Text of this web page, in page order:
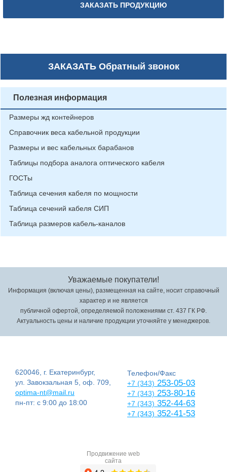
ЗАКАЗАТЬ ПРОДУКЦИЮ
ЗАКАЗАТЬОбратный звонок
Полезная информация
Размеры жд контейнеров
Справочник веса кабельной продукции
Размеры и вес кабельных барабанов
Таблицы подбора аналога оптического кабеля
ГОСТы
Таблица сечения кабеля по мощности
Таблица сечений кабеля СИП
Таблица размеров кабель-каналов
Уважаемые покупатели!
Информация (включая цены), размещенная на сайте, носит справочный
характер и не является
публичной офертой, определяемой положениями ст. 437 ГК РФ.
Актуальность цены и наличие продукции уточняйте у менеджеров.
620046, г. Екатеринбург,
ул. Завокзальная 5, оф. 709,
optima-nt@mail.ru
пн-пт: с 9:00 до 18:00
Телефон/Факс
+7 (343) 253-05-03
+7 (343) 253-80-16
+7 (343) 352-44-63
+7 (343) 352-41-53
Продвижение web
сайта